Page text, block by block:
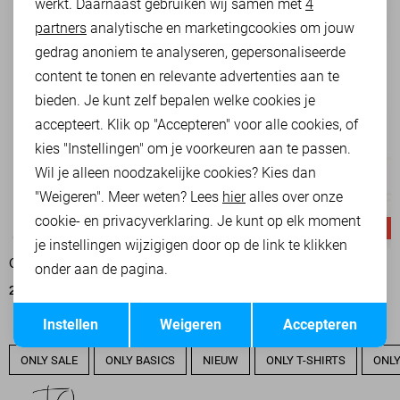
-50%
ONLY BLOUSE
22,50
-50%
ONLY SALE ONLY BASICS NIEUW ONLY T-SHIRTS
Analytische cookies
Marketing cookies
Terug Opslaan
werkt. Daarnaast gebruiken wij samen met 4
partners analytische en marketingcookies om jouw
gedrag anoniem te analyseren, gepersonaliseerde
content te tonen en relevante advertenties aan te
bieden. Je kunt zelf bepalen welke cookies je
accepteert. Klik op "Accepteren" voor alle cookies, of
kies "Instellingen" om je voorkeuren aan te passen.
Wil je alleen noodzakelijke cookies? Kies dan
"Weigeren". Meer weten? Lees hieralles over onze
cookie- en privacyverklaring. Je kunt op elk moment
je instellingen wijzigigen door op de link te klikken
onder aan de pagina.
Accepteren
Weigeren
Instellen